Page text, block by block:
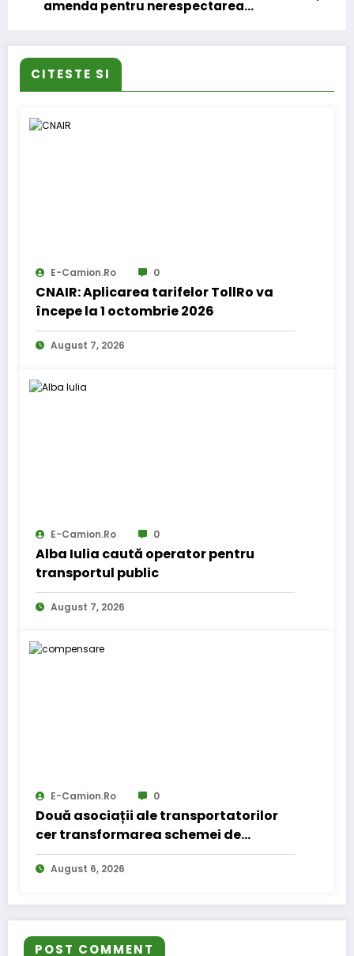
amenda pentru nerespectarea
CITESTE SI
E-Camion.ro 0
CNAIR: Aplicarea tarifelor TollRo va
începe la 1 octombrie 2026
August 7, 2026
E-Camion.ro 0
Alba Iulia caută operator pentru
transportul public
August 7, 2026
E-Camion.ro 0
Două asociații ale transportatorilor
cer transformarea schemei de
compensare a accizei în mecanism
permanent
August 6, 2026
POST COMMENT